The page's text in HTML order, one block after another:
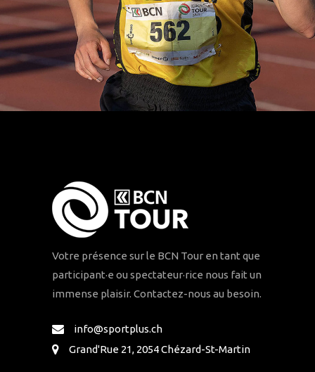
Votre présence sur le BCN Tour en tant que
participant·e ou spectateur·rice nous fait un
immense plaisir. Contactez-nous au besoin.
info@sportplus.ch
Grand'Rue 21, 2054 Chézard-St-Martin